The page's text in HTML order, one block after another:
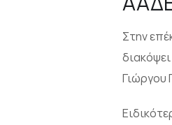
Στην
Γιώργου